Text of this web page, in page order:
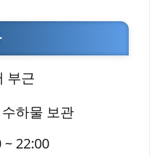
부근
수하물 보관
~ 22:00